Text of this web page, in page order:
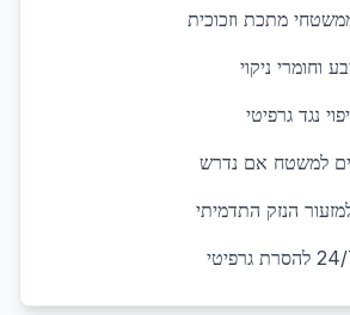
מתכת וזכוכית
וחומרי ניקוי
נגד גרפיטי
למשטח אם נדרש
הנזק התדמיתי